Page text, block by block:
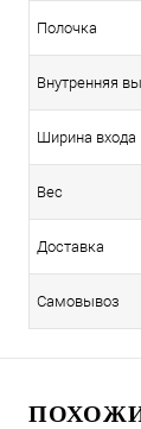
Полочка
Внутренняя
Ширина входа
Вес
Доставка
Самовывоз